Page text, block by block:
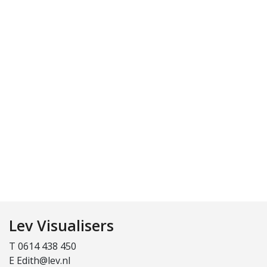
Lev Visualisers
T 0614 438 450
E Edith@lev.nl